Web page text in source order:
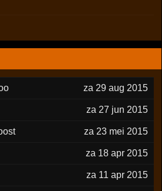
za 29 aug 2015
za 27 jun 2015
za 23 mei 2015
za 18 apr 2015
za 11 apr 2015